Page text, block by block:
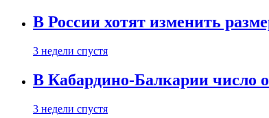
В России хотят изменить
3 недели спустя
В Кабардино-Балкарии число
3 недели спустя